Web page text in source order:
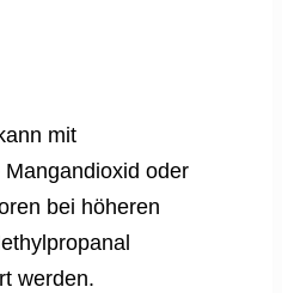
mit
oder
bei höheren
werden.